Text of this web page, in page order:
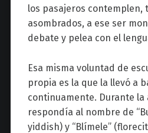
los pasajeros contemplen,
asombrados, a ese ser
debate y pelea con el
Esa misma voluntad de
propia es la que la llevó a
continuamente. Durante la
respondía al nombre de “
yiddish) y “Blímele”